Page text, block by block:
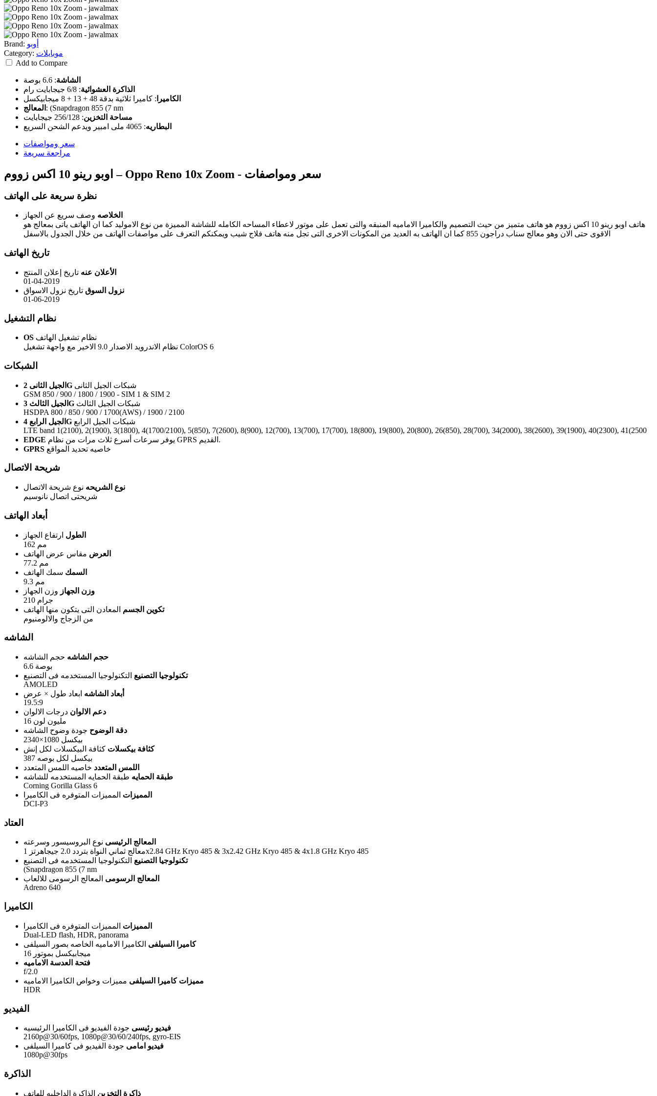
Brand: أوبو
Category: موبايلات
Add to Compare
الشاشة: 6.6 بوصة
الذاكرة العشوائية: 6/8 جيجابايت رام
الكاميرا : كاميرا ثلاثية بدقة 48 + 13 + 8 ميجابيكسل
المعالج : (Snapdragon 855 (7 nm
مساحة التخزين: 256/128 جيجابايت
البطاريه: 4065 ملى امبير ويدعم الشحن السريع
سعر ومواصفات
مراجعة سريعة
اوبو رينو 10 اكس زووم – Oppo Reno 10x Zoom - سعر ومواصفات
نظرة سريعة على الهاتف
الخلاصه وصف سريع عن الجهاز
هاتف اوبو رينو 10 اكس زووم هو هاتف متميز من حيث التصميم والكاميرا الاماميه المنبقه والتى تعمل على موتور لاعطاء المساحه الكامله للشاشة المميزة من نوع الاموليد كما ان الهاتف ياتى بمعالج هو
الاقوى حتى الان وهو معالج سناب دراجون 855 كما ان الهاتف به العديد من المكونات الاخرى التى تجل منه هاتف فلاج شيب ويمكنكم التعرف على مواصفات الهاتف من خلال الجدول بالاسفل
تاريخ الهاتف
الأعلان عنه تاريخ إعلان المنتج
01-04-2019
نزول السوق تاريخ نزول الاسواق
01-06-2019
نظام التشغيل
OS نظام تشغيل الهاتف
نظام الاندرويد الاصدار 9.0 الاخير مع واجهة تشغيل ColorOS 6
الشبكات
الجيل الثانى 2G شبكات الجيل الثانى
GSM 850 / 900 / 1800 / 1900 - SIM 1 & SIM 2
الجيل الثالث 3G شبكات الجيل الثالث
HSDPA 800 / 850 / 900 / 1700(AWS) / 1900 / 2100
الجيل الرابع 4G شبكات الجيل الرابع
LTE band 1(2100), 2(1900), 3(1800), 4(1700/2100), 5(850), 7(2600), 8(900), 12(700), 13(700), 17(700), 18(800), 19(800), 20(800), 26(850), 28(700), 34(2000), 38(2600), 39(1900), 40(2300), 41(2500
EDGE
يوفر سرعات أسرع ثلاث مرات من نظام GPRS القديم.
GPRS خاصيه تحديد المواقع
شريحة الاتصال
نوع الشريحه نوع شريحة الاتصال
شريحتى اتصال نانوسيم
أبعاد الهاتف
الطول ارتفاع الجهاز
162 مم
العرض مقاس عرض الهاتف
77.2 مم
السمك سمك الهاتف
9.3 مم
وزن الجهاز وزن الجهاز
210 جرام
تكوين الجسم المعادن التى يتكون منها الهاتف
من الزجاج والالومنيوم
الشاشه
حجم الشاشه حجم الشاشه
6.6 بوصة
تكنولوجيا التصنيع التكنولوجيا المستخدمه فى التصنيع
AMOLED
أبعاد الشاشه ابعاد طول × عرض
19.5:9
دعم الالوان درجات الالوان
16 مليون لون
دقة الوضوح جودة وضوح الشاشه
2340×1080 بيكسل
كثافة بيكسلات كثافة البيكسلات لكل إنش
387 بيكسل لكل بوصه
اللمس المتعدد خاصيه اللمس المتعدد
طبقة الحمايه طبقة الحمايه المستخدمه للشاشه
Corning Gorilla Glass 6
المميزات المميزات المتوفره فى الكاميرا
DCI-P3
العتاد
المعالج الرئيسى نوع البروسيسور وسرعته
معالج ثماني النواة بتردد 2.0 جيجاهرتز 1x2.84 GHz Kryo 485 & 3x2.42 GHz Kryo 485 & 4x1.8 GHz Kryo 485
تكنولوجيا التصنيع التكنولوجيا المستخدمه فى التصنيع
(Snapdragon 855 (7 nm
المعالج الرسومى المعالج الرسومى للالعاب
Adreno 640
الكاميرا
المميزات المميزات المتوفره فى الكاميرا
Dual-LED flash, HDR, panorama
كاميرا السيلفى الكاميرا الاماميه الخاصه بصور السيلفى
16 ميجابيكسل بموتور
فتحة العدسة الاماميه
f/2.0
مميزات كاميرا السيلفى مميزات وخواص الكاميرا الاماميه
HDR
الفيديو
فيديو رئيسى جودة الفيديو فى الكاميرا الرئيسيه
2160p@30/60fps, 1080p@30/60/240fps, gyro-EIS
فيديو امامى جودة الفيديو فى كاميرا السيلفى
1080p@30fps
الذاكرة
ذاكرة التخزين الذاكرة الداخليه للهاتف